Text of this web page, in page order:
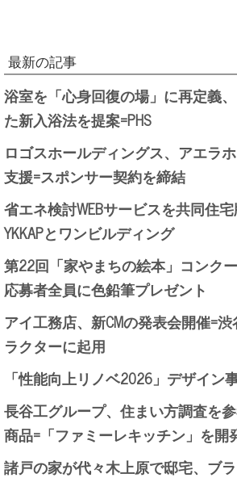
最新の記事
浴室を「心身回復の場」に再定義
た新入浴法を提案=PHS
ロゴスホールディングス、アエラ
支援=スポンサー契約を締結
省エネ検討WEBサービスを共同住宅
YKKAPとワンビルディング
第22回「家やまちの絵本」コンク
応募者全員に色鉛筆プレゼント
アイ工務店、新CMの発表会開催=
ラクターに起用
「性能向上リノベ2026」デザイン
長谷工グループ、住まい方調査を
商品=「ファミーレキッチン」を開
諸戸の家が代々木上原で邸宅、ブ